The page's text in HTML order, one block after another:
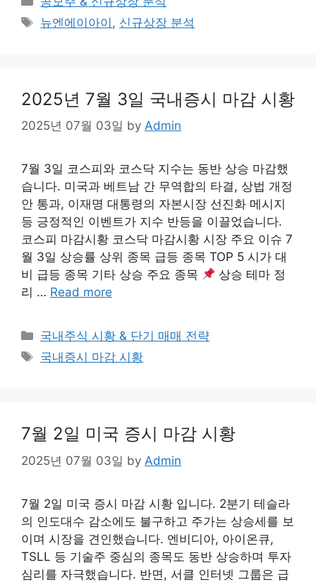
Tags
뉴엔에이아이 , 신규상장 분석
2025년 7월 3일 국내증시 마감 시황
2025년 07월 03일 by Admin
7월 3일 코스피와 코스닥 지수는 동반 상승 마감했
습니다. 미국과 베트남 간 무역합의 타결, 상법 개정
안 통과, 이재명 대통령의 자본시장 선진화 메시지
등 긍정적인 이벤트가 지수 반등을 이끌었습니다.
코스피 마감시황 코스닥 마감시황 시장 주요 이슈 7
월 3일 상승률 상위 종목 급등 종목 TOP 5 시가 대
비 급등 종목 기타 상승 주요 종목
상승 테마 정
리 … Read more
Categories
국내주식 시황 & 단기 매매 전략
Tags
국내증시 마감 시황
7월 2일 미국 증시 마감 시황
2025년 07월 03일 by Admin
7월 2일 미국 증시 마감 시황 입니다. 2분기 테슬라
의 인도대수 감소에도 불구하고 주가는 상승세를 보
이며 시장을 견인했습니다. 엔비디아, 아이온큐,
TSLL 등 기술주 중심의 종목도 동반 상승하며 투자
심리를 자극했습니다. 반면, 서클 인터넷 그룹은 급